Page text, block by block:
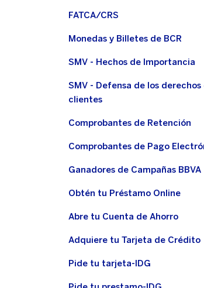
FATCA/CRS
Monedas y Billetes de BCR
SMV - Hechos de Importancia
SMV - Defensa de los derechos
clientes
Comprobantes de Retención
Comprobantes de Pago
Ganadores de Campañas BBVA
Obtén tu Préstamo Online
Abre tu Cuenta de Ahorro
Adquiere tu Tarjeta de Crédito
Pide tu tarjeta-IDG